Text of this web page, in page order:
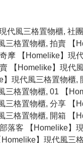
代風三格置物櫃, 社
三格置物櫃, 拍賣 【
摩 【Homelike】現
【Homelike】現代
】現代風三格置物櫃,
三格置物櫃, 01 【
三格置物櫃, 分享
三格置物櫃, 開箱 【
落客 【Homelike】
】現代風三